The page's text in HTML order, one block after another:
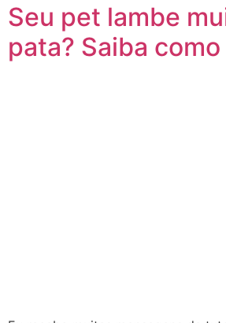
Seu pet lambe
pata? Saiba